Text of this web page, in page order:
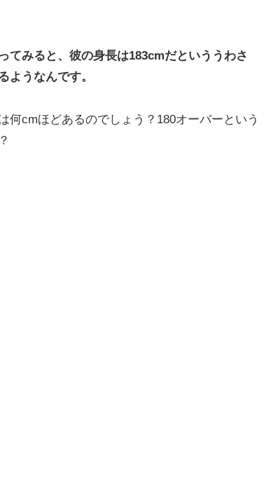
てみると、彼の身長は183cmだといううわさ
ようなんです。
何cmほどあるのでしょう？180オーバーという